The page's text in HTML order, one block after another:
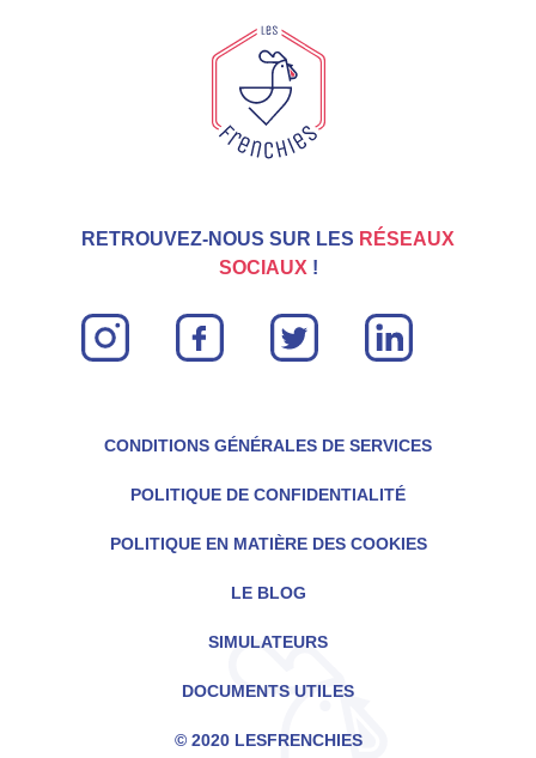
concentrer dans le développement et l’expérience
utilisateur au sein des Tricolores.
RETROUVEZ-NOUS SUR LES RÉSEAUX
SOCIAUX !
instagram facebook twitter linkin
CONDITIONS GÉNÉRALES DE SERVICES
POLITIQUE DE CONFIDENTIALITÉ
POLITIQUE EN MATIÈRE DES COOKIES
LE BLOG
SIMULATEURS
DOCUMENTS UTILES
© 2020 LESFRENCHIES